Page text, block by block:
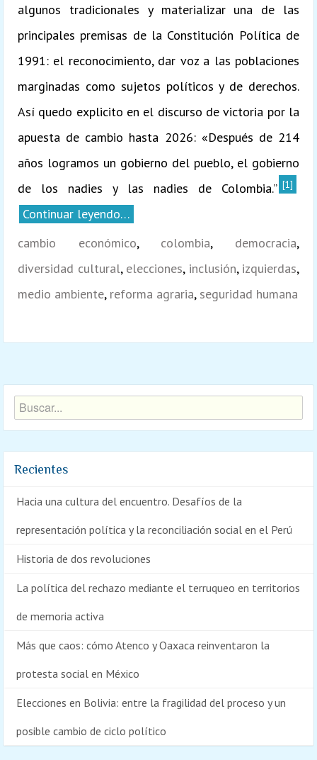
algunos tradicionales y materializar una de las
principales premisas de la Constitución Política de
1991: el reconocimiento, dar voz a las poblaciones
marginadas como sujetos políticos y de derechos.
Así quedo explicito en el discurso de victoria por la
apuesta de cambio hasta 2026: «Después de 214
años logramos un gobierno del pueblo, el gobierno
de los nadies y las nadies de Colombia.” [1]
Continuar leyendo…
cambio económico, colombia, democracia,
diversidad cultural, elecciones, inclusión, izquierdas,
medio ambiente, reforma agraria, seguridad humana
Recientes
Hacia una cultura del encuentro. Desafíos de la
representación política y la reconciliación social en el Perú
Historia de dos revoluciones
La política del rechazo mediante el terruqueo en territorios
de memoria activa
Más que caos: cómo Atenco y Oaxaca reinventaron la
protesta social en México
Elecciones en Bolivia: entre la fragilidad del proceso y un
posible cambio de ciclo político